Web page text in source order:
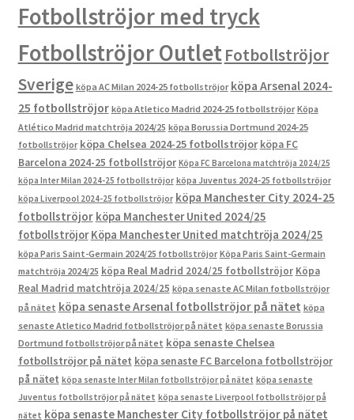
Fotbollströjor med tryck
Fotbollströjor OutletFotbollströjor
Sverige köpa AC Milan 2024-25 fotbollströjor köpa Arsenal 2024-
25 fotbollströjor köpa Atletico Madrid 2024-25 fotbollströjor Köpa
Atlético Madrid matchtröja 2024/25 köpa Borussia Dortmund 2024-25
fotbollströjor köpa Chelsea 2024-25 fotbollströjor köpa FC
Barcelona 2024-25 fotbollströjor Köpa FC Barcelona matchtröja 2024/25
köpa Inter Milan 2024-25 fotbollströjor köpa Juventus 2024-25 fotbollströjor
köpa Liverpool 2024-25 fotbollströjor köpa Manchester City 2024-25
fotbollströjor köpa Manchester United 2024/25
fotbollströjor Köpa Manchester United matchtröja 2024/25
köpa Paris Saint-Germain 2024/25 fotbollströjor Köpa Paris Saint-Germain
matchtröja 2024/25 köpa Real Madrid 2024/25 fotbollströjor Köpa
Real Madrid matchtröja 2024/25 köpa senaste AC Milan fotbollströjor
på nätet köpa senaste Arsenal fotbollströjor på nätet köpa
senaste Atletico Madrid fotbollströjor på nätet köpa senaste Borussia
Dortmund fotbollströjor på nätet köpa senaste Chelsea
fotbollströjor på nätet köpa senaste FC Barcelona fotbollströjor
på nätet köpa senaste Inter Milan fotbollströjor på nätet köpa senaste
Juventus fotbollströjor på nätet köpa senaste Liverpool fotbollströjor på
nätet köpa senaste Manchester City fotbollströjor på nätet